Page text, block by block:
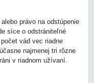
právo na odstúpenie
síce o odstrániteľné
vád vec riadne
najmenej tri rôzne
v riadnom užívaní.